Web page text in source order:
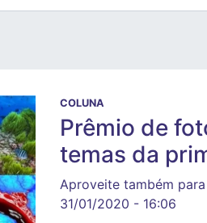
COLUNA
Prêmio de
temas da
Aproveite também
31/01/2020 - 16:06